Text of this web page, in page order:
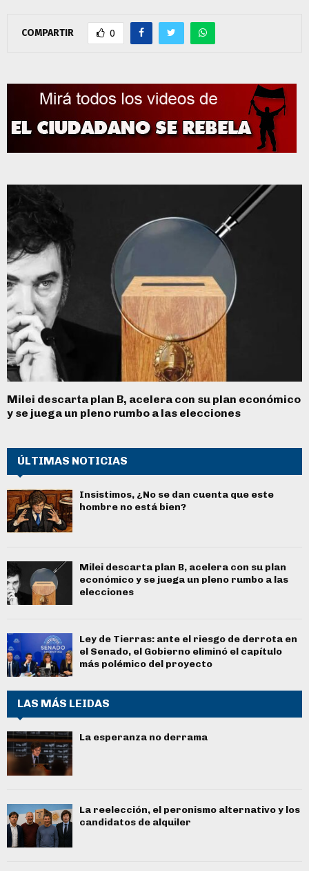
COMPARTIR 0
Milei descarta plan B, acelera con su plan económico
y se juega un pleno rumbo a las elecciones
ÚLTIMAS NOTICIAS
Insistimos, ¿No se dan cuenta que este
hombre no está bien?
Milei descarta plan B, acelera con su plan
económico y se juega un pleno rumbo a las
elecciones
Ley de Tierras: ante el riesgo de derrota en
el Senado, el Gobierno eliminó el capítulo
más polémico del proyecto
LAS MÁS LEIDAS
La esperanza no derrama
La reelección, el peronismo alternativo y los
candidatos de alquiler